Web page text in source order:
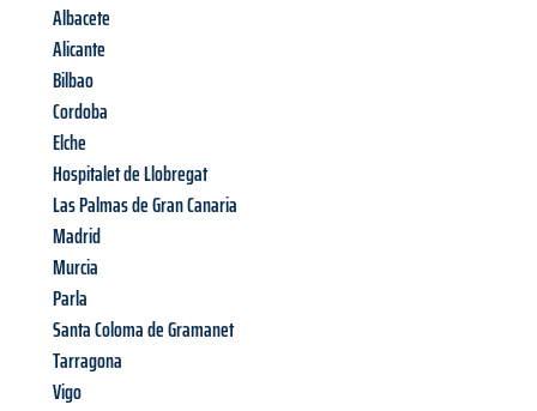
Albacete
Alicante
Bilbao
Cordoba
Elche
Hospitalet de Llobregat
Las Palmas de Gran Canaria
Madrid
Murcia
Parla
Santa Coloma de Gramanet
Tarragona
Vigo